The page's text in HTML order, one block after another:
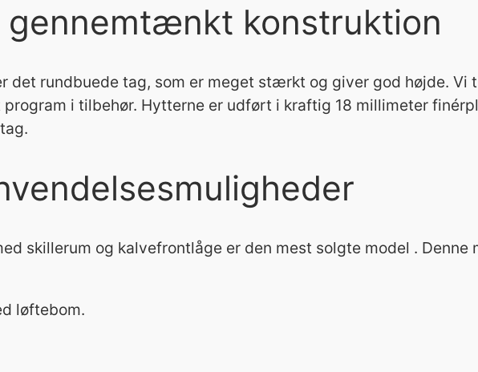
konstruktion
det rundbuede tag, som er meget stærkt og giver god højde.
i tilbehør. Hytterne er udført i kraftig 18 millimeter
skillerum og kalvefrontlåge er den mest solgte model .
løftebom.